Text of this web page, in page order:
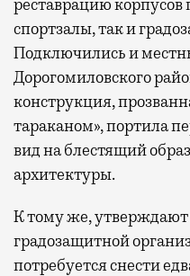
реставрацию корпусов
спортзалы, так и
Подключились и
Дорогомиловского
конструкция,
тараканом», портила
вид на блестящий
архитектуры.
К тому же, утверждают
градозащитной
потребуется снести